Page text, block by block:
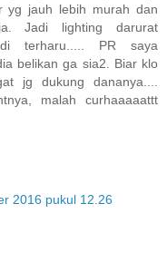
yg jauh lebih murah dan
Jadi lighting darurat
terharu..... PR saya
belikan ga sia2. Biar klo
jg dukung dananya....
malah curhaaaaattt
2016 pukul 12.26